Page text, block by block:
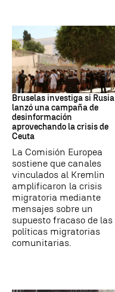
Desinformación rusa
Bruselas investiga si Rusia
lanzó una campaña de
desinformación
aprovechando la crisis de
Ceuta
La Comisión Europea
sostiene que canales
vinculados al Kremlin
amplificaron la crisis
migratoria mediante
mensajes sobre un
supuesto fracaso de las
políticas migratorias
comunitarias.